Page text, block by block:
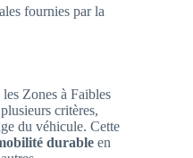
fournies par la
Zones à Faibles
critères,
du véhicule. Cette
durable en